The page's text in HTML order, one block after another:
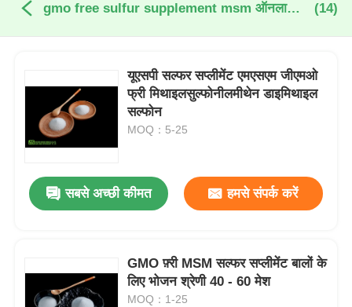
gmo free sulfur supplement msm ऑनलाइन निर्माण (14)
यूएसपी सल्फर सप्लीमेंट एमएसएम जीएमओ
फ्री मिथाइलसुल्फोनीलमीथेन डाइमिथाइल
सल्फोन
MOQ：5-25
सबसे अच्छी कीमत हमसे संपर्क करें
GMO फ़्री MSM सल्फर सप्लीमेंट बालों के
लिए भोजन श्रेणी 40 - 60 मेश
MOQ：1-25